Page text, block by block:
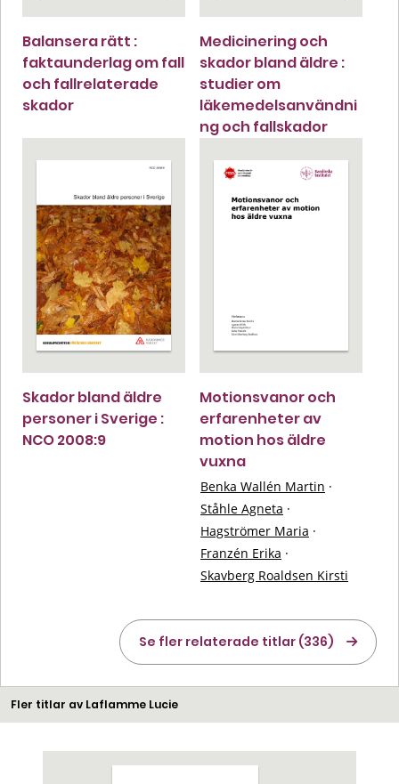
Balansera rätt :
faktaunderlag om fall
och fallrelaterade
skador
Medicinering och
skador bland äldre :
studier om
läkemedelsanvändni
ng och fallskador
Skador bland äldre
personer i Sverige :
NCO 2008:9
Motionsvanor och
erfarenheter av
motion hos äldre
vuxna
Benka Wallén Martin ·
Ståhle Agneta ·
Hagströmer Maria ·
Franzén Erika ·
Skavberg Roaldsen Kirsti
Se fler relaterade titlar (336)
Fler titlar av Laflamme Lucie